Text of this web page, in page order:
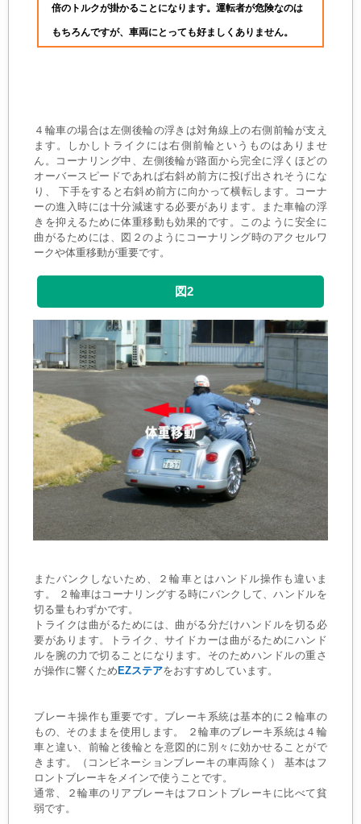
倍のトルクが掛かることになります。運転者が危険なのは
もちろんですが、車両にとっても好ましくありません。
４輪車の場合は左側後輪の浮きは対角線上の右側前輪が支え
ます。しかしトライクには右側前輪というものはありませ
ん。コーナリング中、左側後輪が路面から完全に浮くほどの
オーバースピードであれば右斜め前方に投げ出されそうにな
り、 下手をすると右斜め前方に向かって横転します。コーナ
ーの進入時には十分減速する必要があります。また車輪の浮
きを抑えるために体重移動も効果的です。このように安全に
曲がるためには、図２のようにコーナリング時のアクセルワ
ークや体重移動が重要です。
図2
またバンクしないため、２輪車とはハンドル操作も違いま
す。 ２輪車はコーナリングする時にバンクして、ハンドルを
切る量もわずかです。
トライクは曲がるためには、曲がる分だけハンドルを切る必
要があります。トライク、サイドカーは曲がるためにハンド
ルを腕の力で切ることになります。そのためハンドルの重さ
が操作に響くため EZステアをおすすめしています。
ブレーキ操作も重要です。ブレーキ系統は基本的に２輪車の
もの、そのままを使用します。 ２輪車のブレーキ系統は４輪
車と違い、前輪と後輪とを意図的に別々に効かせることがで
きます。（コンビネーションブレーキの車両除く） 基本はフ
ロントブレーキをメインで使うことです。
通常、２輪車のリアブレーキはフロントブレーキに比べて貧
弱です。